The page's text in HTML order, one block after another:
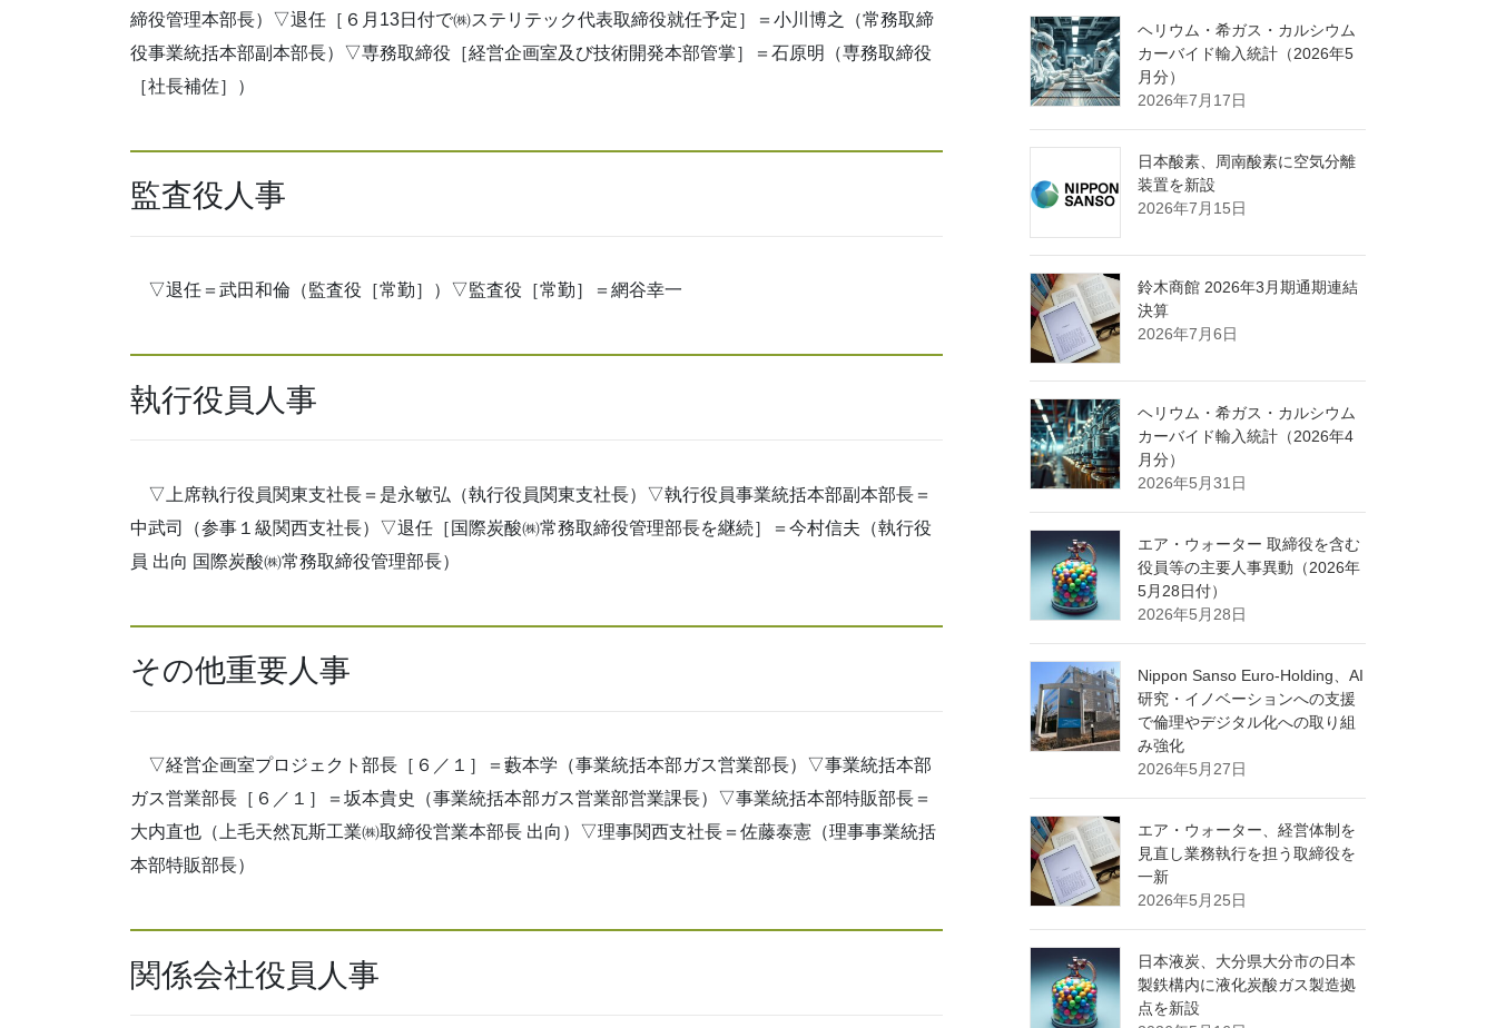
締役管理本部長）▽退任［６月13日付で㈱ステリテック代表取締役就任予定］＝小川博之（常務取締
役事業統括本部副本部長）▽専務取締役［経営企画室及び技術開発本部管掌］＝石原明（専務取締役
［社長補佐］）
監査役人事
▽退任＝武田和倫（監査役［常勤］）▽監査役［常勤］＝網谷幸一
執行役員人事
▽上席執行役員関東支社長＝是永敏弘（執行役員関東支社長）▽執行役員事業統括本部副本部長＝
中武司（参事１級関西支社長）▽退任［国際炭酸㈱常務取締役管理部長を継続］＝今村信夫（執行役
員 出向 国際炭酸㈱常務取締役管理部長）
その他重要人事
▽経営企画室プロジェクト部長［６／１］＝藪本学（事業統括本部ガス営業部長）▽事業統括本部
ガス営業部長［６／１］＝坂本貴史（事業統括本部ガス営業部営業課長）▽事業統括本部特販部長＝
大内直也（上毛天然瓦斯工業㈱取締役営業本部長 出向）▽理事関西支社長＝佐藤泰憲（理事事業統括
本部特販部長）
関係会社役員人事
ヘリウム・希ガス・カルシウム
カーバイド輸入統計（2026年5
月分）
2026年7月17日
日本酸素、周南酸素に空気分離
装置を新設
2026年7月15日
鈴木商館 2026年3月期通期連結
決算
2026年7月6日
ヘリウム・希ガス・カルシウム
カーバイド輸入統計（2026年4
月分）
2026年5月31日
エア・ウォーター 取締役を含む
役員等の主要人事異動（2026年
5月28日付）
2026年5月28日
Nippon Sanso Euro-Holding、AI
研究・イノベーションへの支援
で倫理やデジタル化への取り組
み強化
2026年5月27日
エア・ウォーター、経営体制を
見直し業務執行を担う取締役を
一新
2026年5月25日
日本液炭、大分県大分市の日本
製鉄構内に液化炭酸ガス製造拠
点を新設